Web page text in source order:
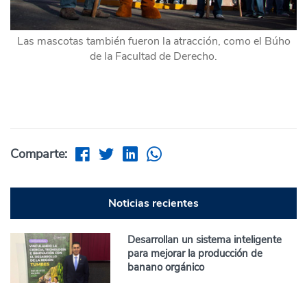
Las mascotas también fueron la atracción, como el Búho
de la Facultad de Derecho.
Comparte:
Noticias recientes
Desarrollan un sistema inteligente
para mejorar la producción de
banano orgánico